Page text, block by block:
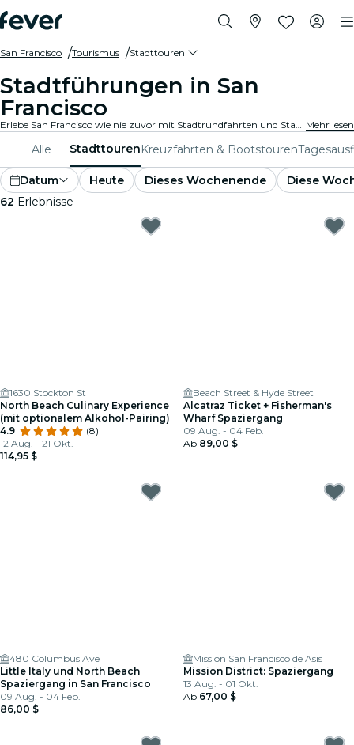
San Francisco Tourismus Stadttouren
Stadtführungen in San
Francisco
Erlebe San Francisco wie nie zuvor mit Stadtrundfahrten und Stadtrundfahrtpaketen. Während du die berühmten Wahrzeichen, versteckten Juwelen und lokalen Hotspots von San Francisco erkundest, entdeckst du die Geschichten, die die Stadt zum Leben erwecken. Mehr lesen
Alle StadttourenKreuzfahrten & Bootstouren
Datum Heute Dieses Wochenende
Diese
62 Erlebnisse
1630 Stockton St
North Beach Culinary Experience
(mit optionalem Alkohol-Pairing)
4.9
(8)
12 Aug. - 21 Okt.
114,95 $
Beach Street & Hyde Street
Alcatraz Ticket + Fisherman's
Wharf Spaziergang
09 Aug. - 04 Feb.
Ab 89,00 $
480 Columbus Ave
Little Italy und North Beach
Spaziergang in San Francisco
09 Aug. - 04 Feb.
86,00 $
Mission San Francisco de Asis
Mission District: Spaziergang
13 Aug. - 01 Okt.
Ab 67,00 $